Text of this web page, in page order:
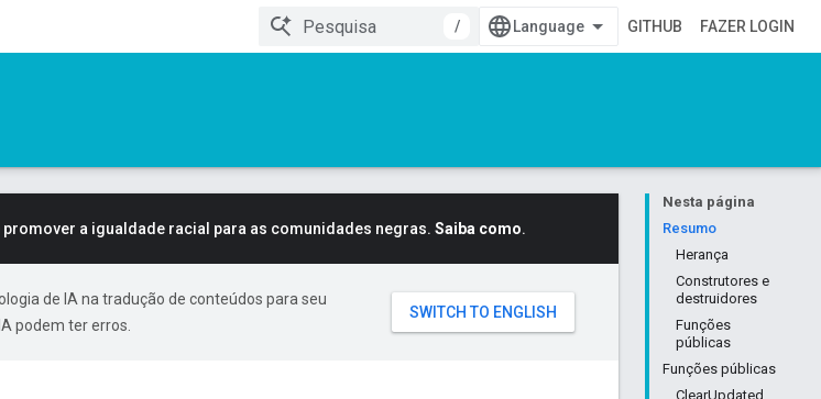
/
GITHUB FAZER LOGIN
Nesta página
Resumo
Herança
Construtores e
destruidores
Funções
públicas
Funções públicas
ClearUpdated
a igualdade racial para as comunidades negras. Saiba como.
de IA na tradução de conteúdos para seu
podem ter erros.